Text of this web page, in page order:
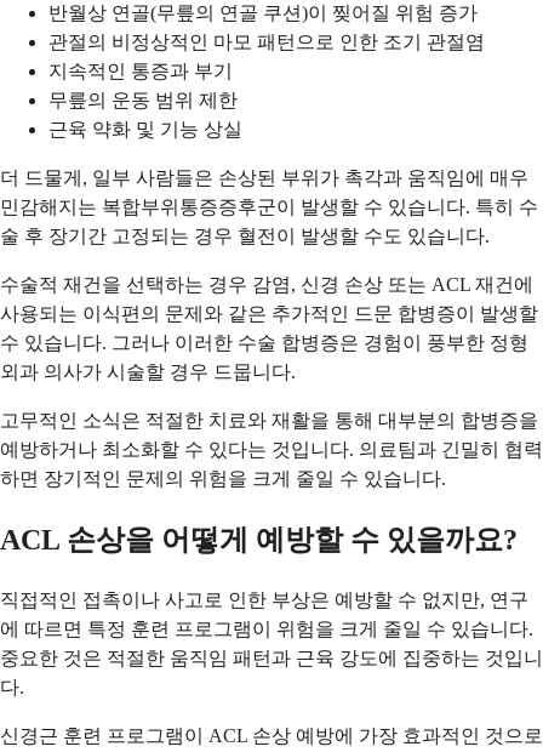
반월상 연골(무릎의 연골 쿠션)이 찢어질 위험 증가
관절의 비정상적인 마모 패턴으로 인한 조기 관절염
지속적인 통증과 부기
무릎의 운동 범위 제한
근육 약화 및 기능 상실
더 드물게, 일부 사람들은 손상된 부위가 촉각과 움직임에 매우
민감해지는 복합부위통증증후군이 발생할 수 있습니다. 특히 수
술 후 장기간 고정되는 경우 혈전이 발생할 수도 있습니다.
수술적 재건을 선택하는 경우 감염, 신경 손상 또는 ACL 재건에
사용되는 이식편의 문제와 같은 추가적인 드문 합병증이 발생할
수 있습니다. 그러나 이러한 수술 합병증은 경험이 풍부한 정형
외과 의사가 시술할 경우 드뭅니다.
고무적인 소식은 적절한 치료와 재활을 통해 대부분의 합병증을
예방하거나 최소화할 수 있다는 것입니다. 의료팀과 긴밀히 협력
하면 장기적인 문제의 위험을 크게 줄일 수 있습니다.
ACL 손상을 어떻게 예방할 수 있을까요?
직접적인 접촉이나 사고로 인한 부상은 예방할 수 없지만, 연구
에 따르면 특정 훈련 프로그램이 위험을 크게 줄일 수 있습니다.
중요한 것은 적절한 움직임 패턴과 근육 강도에 집중하는 것입니
다.
신경근 훈련 프로그램이 ACL 손상 예방에 가장 효과적인 것으로